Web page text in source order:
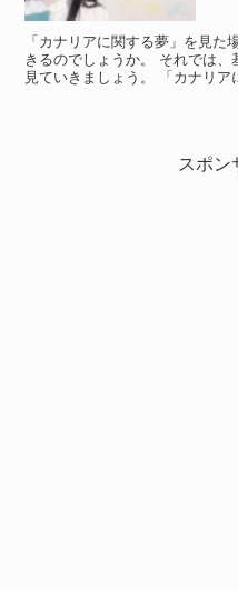
「カナリアに関する夢」を見
きるのでしょうか。 それでは
見ていきましょう。 「カナリ
スポン